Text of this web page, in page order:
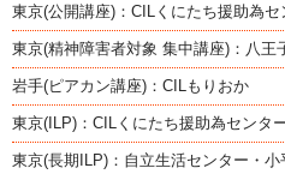
東京(公開講座)：CILくにたち援助為セ
東京(精神障害者対象 集中講座)：八王
岩手(ピアカン講座)：CILもりおか
東京(ILP)：CILくにたち援助為センタ
東京(長期ILP)：自立生活センター・小